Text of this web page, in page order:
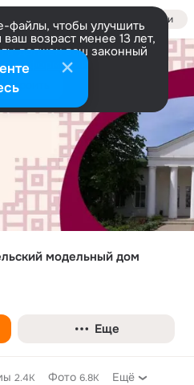
Войти
файлы, чтобы улучшить
возраст менее 13 лет,
должен ваш законный
информации
модельный дом
Еще
2.4K Фото 6.8K Ещё